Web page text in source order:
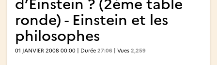
ronde) - Einstein et les
philosophes
01 JANVIER 2008 00:00 | Durée 27:06 | Vues 2,259